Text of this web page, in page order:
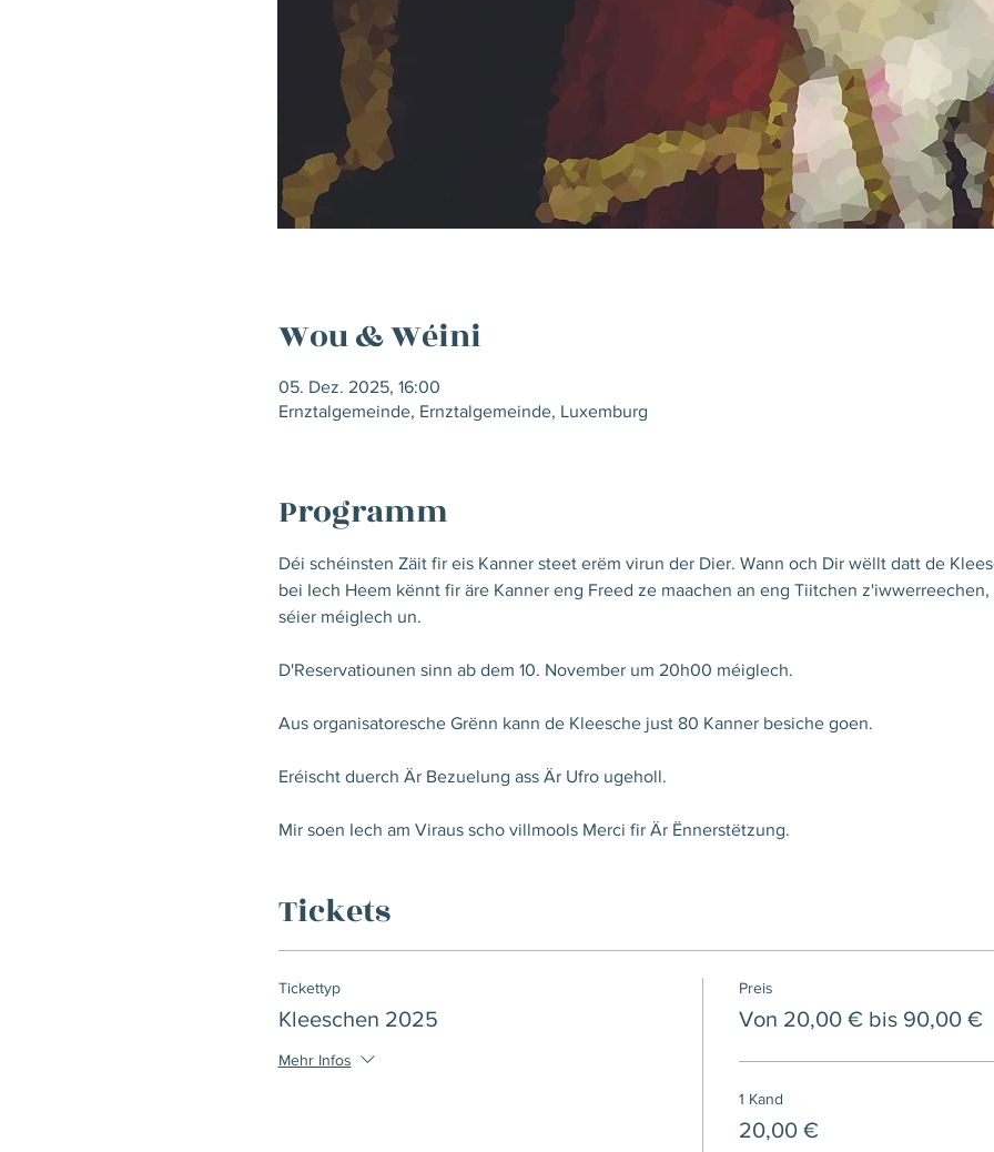
Wou & Wéini
05. Dez. 2025, 16:00
Ernztalgemeinde, Ernztalgemeinde, Luxemburg
Programm
Déi schéinsten Zäit fir eis Kanner steet erëm virun der Dier. Wann och Dir wëllt datt de
bei Iech Heem kënnt fir äre Kanner eng Freed ze maachen an eng Tiitchen
séier méiglech un.
D'Reservatiounen sinn ab dem 10. November um 20h00 méiglech.
Aus organisatoresche Grënn kann de Kleesche just 80 Kanner besiche goen.
Eréischt duerch Är Bezuelung ass Är Ufro ugeholl.
Mir soen Iech am Viraus scho villmools Merci fir Är Ënnerstëtzung.
Tickets
Tickettyp
Kleeschen 2025
Mehr Infos
Preis
Von 20,00 € bis 90,00 €
1 Kand
20,00 €